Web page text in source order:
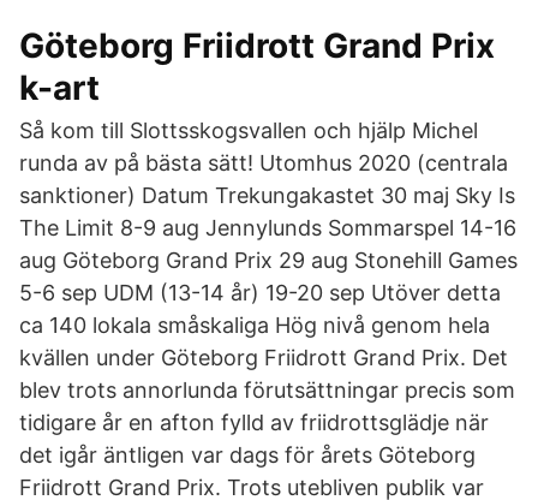
Göteborg Friidrott Grand Prix
k-art
Så kom till Slottsskogsvallen och hjälp Michel
runda av på bästa sätt! Utomhus 2020 (centrala
sanktioner) Datum Trekungakastet 30 maj Sky Is
The Limit 8-9 aug Jennylunds Sommarspel 14-16
aug Göteborg Grand Prix 29 aug Stonehill Games
5-6 sep UDM (13-14 år) 19-20 sep Utöver detta
ca 140 lokala småskaliga Hög nivå genom hela
kvällen under Göteborg Friidrott Grand Prix. Det
blev trots annorlunda förutsättningar precis som
tidigare år en afton fylld av friidrottsglädje när
det igår äntligen var dags för årets Göteborg
Friidrott Grand Prix. Trots utebliven publik var